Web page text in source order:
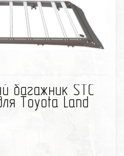
багажник STC
Toyota Land